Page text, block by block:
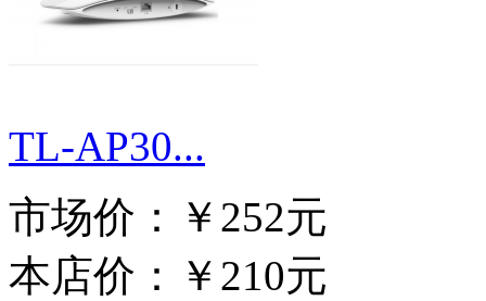
TL-AP30...
市场价：
￥252元
本店价：
￥210元